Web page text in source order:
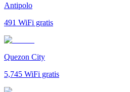
Antipolo
491 WiFi gratis
Quezon City
5,745 WiFi gratis